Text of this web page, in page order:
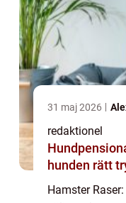
31 maj 2026
redaktionel
Hundpensionat i
hunden rätt
Hamster